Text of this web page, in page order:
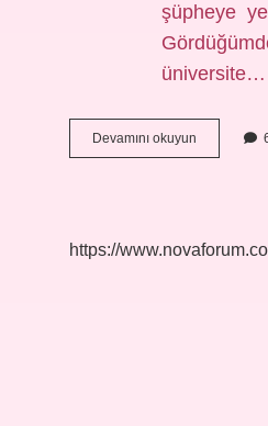
şüpheye
üniversite…
Devamını okuyun
Limanı
https://